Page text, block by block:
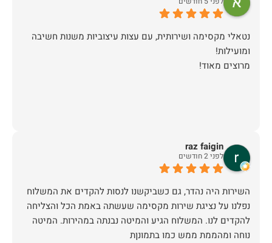
נטאלי מקסימה ושירותית, עם עצות עיצוביות משנות חשיבה
מרוצים מאוד!
raz faigin
לפני 2 חודשים
השירות היה נהדר, גם כשביקשנו לנסות להקדים את המשלוח
נפלנו על נציגת שירות מקסימה שעשתה באמת הכל והצליחה
להקדים לנו. המשלוח הגיע והמיטה נבנתה במהירות. המיטה
נוחה ומהממת ממש כמו בתמונןת